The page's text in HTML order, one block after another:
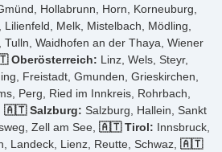
Hollabrunn, Horn, Korneuburg,
Lilienfeld, Melk, Mistelbach, Mödling,
Tulln, Waidhofen an der Thaya, Wiener
Oberösterreich: Linz, Wels, Steyr,
Freistadt, Gmunden, Grieskirchen,
Perg, Ried im Innkreis, Rohrbach,
🇦🇹 Salzburg: Salzburg, Hallein, Sankt
Zell am See, 🇦🇹 Tirol: Innsbruck,
Landeck, Lienz, Reutte, Schwaz, 🇦🇹